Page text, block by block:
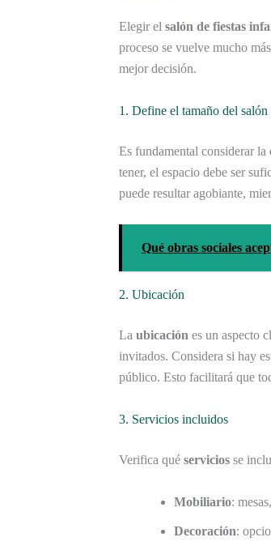
Elegir el salón de fiestas
proceso se vuelve mucho
mejor decisión.
1. Define el tamaño del salón
Es fundamental considerar la
tener, el espacio debe ser
puede resultar agobiante,
Qué obras sociales
2. Ubicación
La ubicación es un aspecto
invitados. Considera si hay
público. Esto facilitará que
3. Servicios incluidos
Verifica qué servicios se
Mobiliario:
Decoración: